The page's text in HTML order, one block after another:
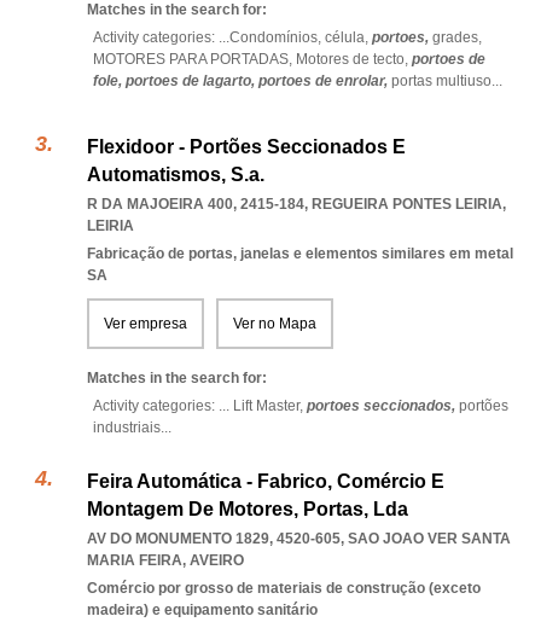
Matches in the search for:
Activity categories: ...Condomínios, célula, portoes, grades,
MOTORES PARA PORTADAS, Motores de tecto, portoes de
fole, portoes de lagarto, portoes de enrolar, portas multiuso...
Flexidoor - Portões Seccionados E
Automatismos, S.a.
R DA MAJOEIRA 400, 2415-184, REGUEIRA PONTES LEIRIA,
LEIRIA
Fabricação de portas, janelas e elementos similares em metal
SA
Ver empresa Ver no Mapa
Matches in the search for:
Activity categories: ... Lift Master, portoes seccionados, portões
industriais...
Feira Automática - Fabrico, Comércio E
Montagem De Motores, Portas, Lda
AV DO MONUMENTO 1829, 4520-605, SAO JOAO VER SANTA
MARIA FEIRA, AVEIRO
Comércio por grosso de materiais de construção (exceto
madeira) e equipamento sanitário